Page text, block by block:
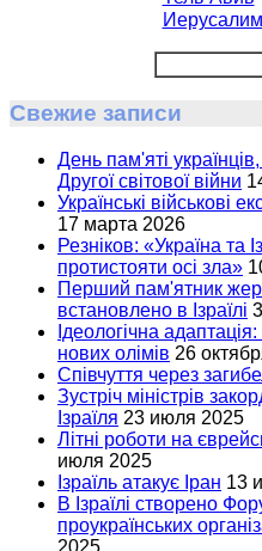
Иерусалим
Свежие записи
День пам'яті
Другої світової війни
Українські військові
17 марта 2026
Резніков: «Україна та
протистояти осі зла»
Перший пам'ятник
встановлено в Ізраїлі
Ідеологічна
нових олімів 26
Співчуття через
Зустріч міністрів
Ізраїля 23 июля 2025
Літні роботи на
июля 2025
Ізраїль атакує Іран 13
В Ізраїлі створено
проукраїнських
2025